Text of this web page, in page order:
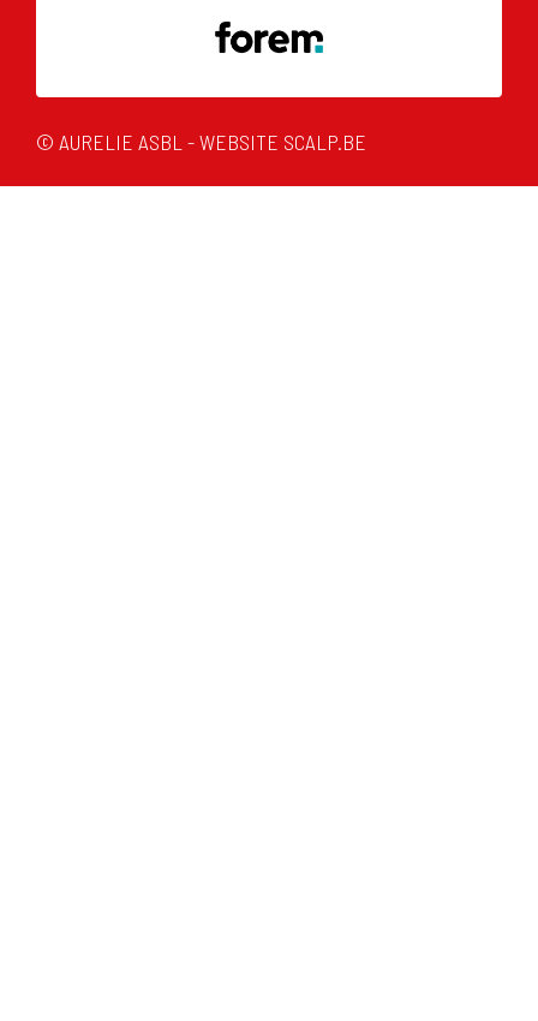
© AURELIE ASBL - WEBSITE SCALP.BE